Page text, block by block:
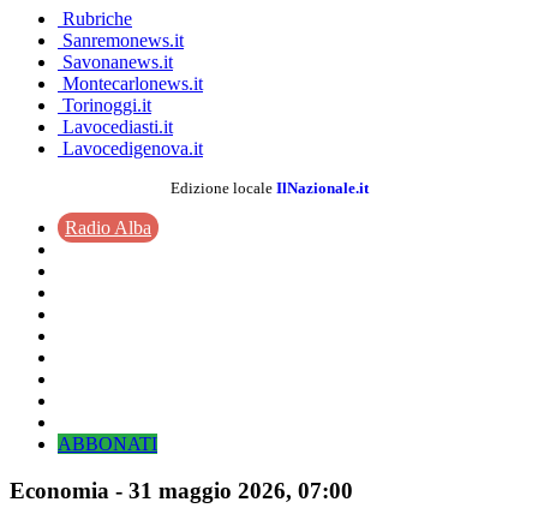
Rubriche
Sanremonews.it
Savonanews.it
Montecarlonews.it
Torinoggi.it
Lavocediasti.it
Lavocedigenova.it
Edizione locale IlNazionale.it
Radio Alba
ABBONATI
Economia - 31 maggio 2026, 07:00